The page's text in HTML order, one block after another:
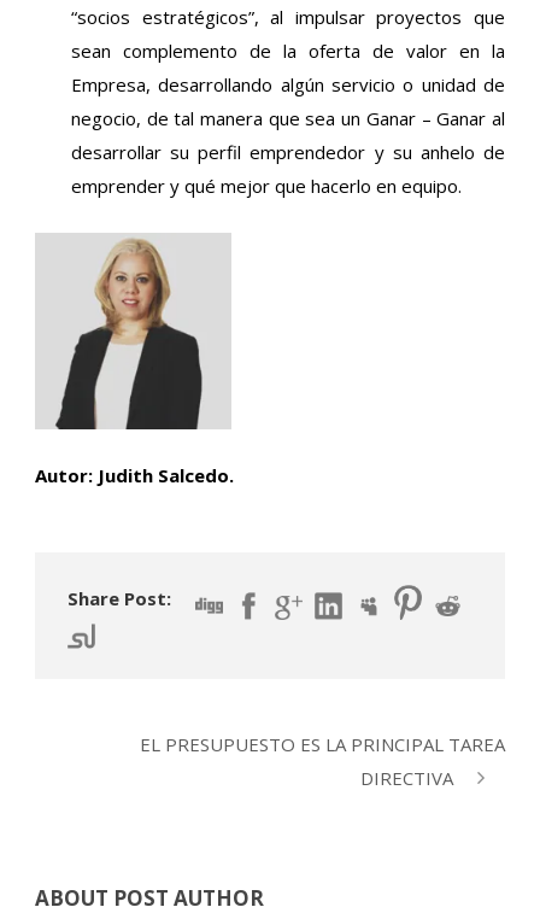
“socios estratégicos”, al impulsar proyectos que
sean complemento de la oferta de valor en la
Empresa, desarrollando algún servicio o unidad de
negocio, de tal manera que sea un Ganar – Ganar al
desarrollar su perfil emprendedor y su anhelo de
emprender y qué mejor que hacerlo en equipo.
Autor: Judith Salcedo.
Share Post:
EL PRESUPUESTO ES LA PRINCIPAL TAREA
DIRECTIVA
ABOUT POST AUTHOR